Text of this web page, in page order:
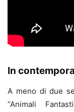
In
A meno di due
“Animali